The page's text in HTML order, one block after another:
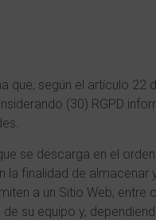
que, según el artículo
(30) RGPD
se descarga en el
la finalidad de
a un Sitio Web,
su equipo y,